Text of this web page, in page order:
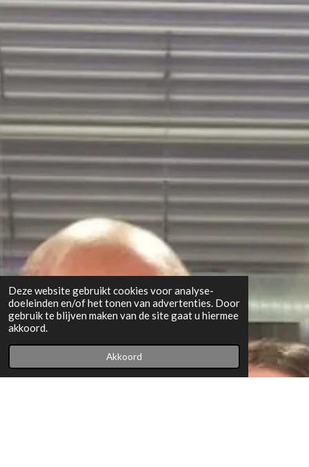
Deze website gebruikt cookies voor analyse-
doeleinden en/of het tonen van advertenties. Door
gebruik te blijven maken van de site gaat u hiermee
akkoord.
Akkoord